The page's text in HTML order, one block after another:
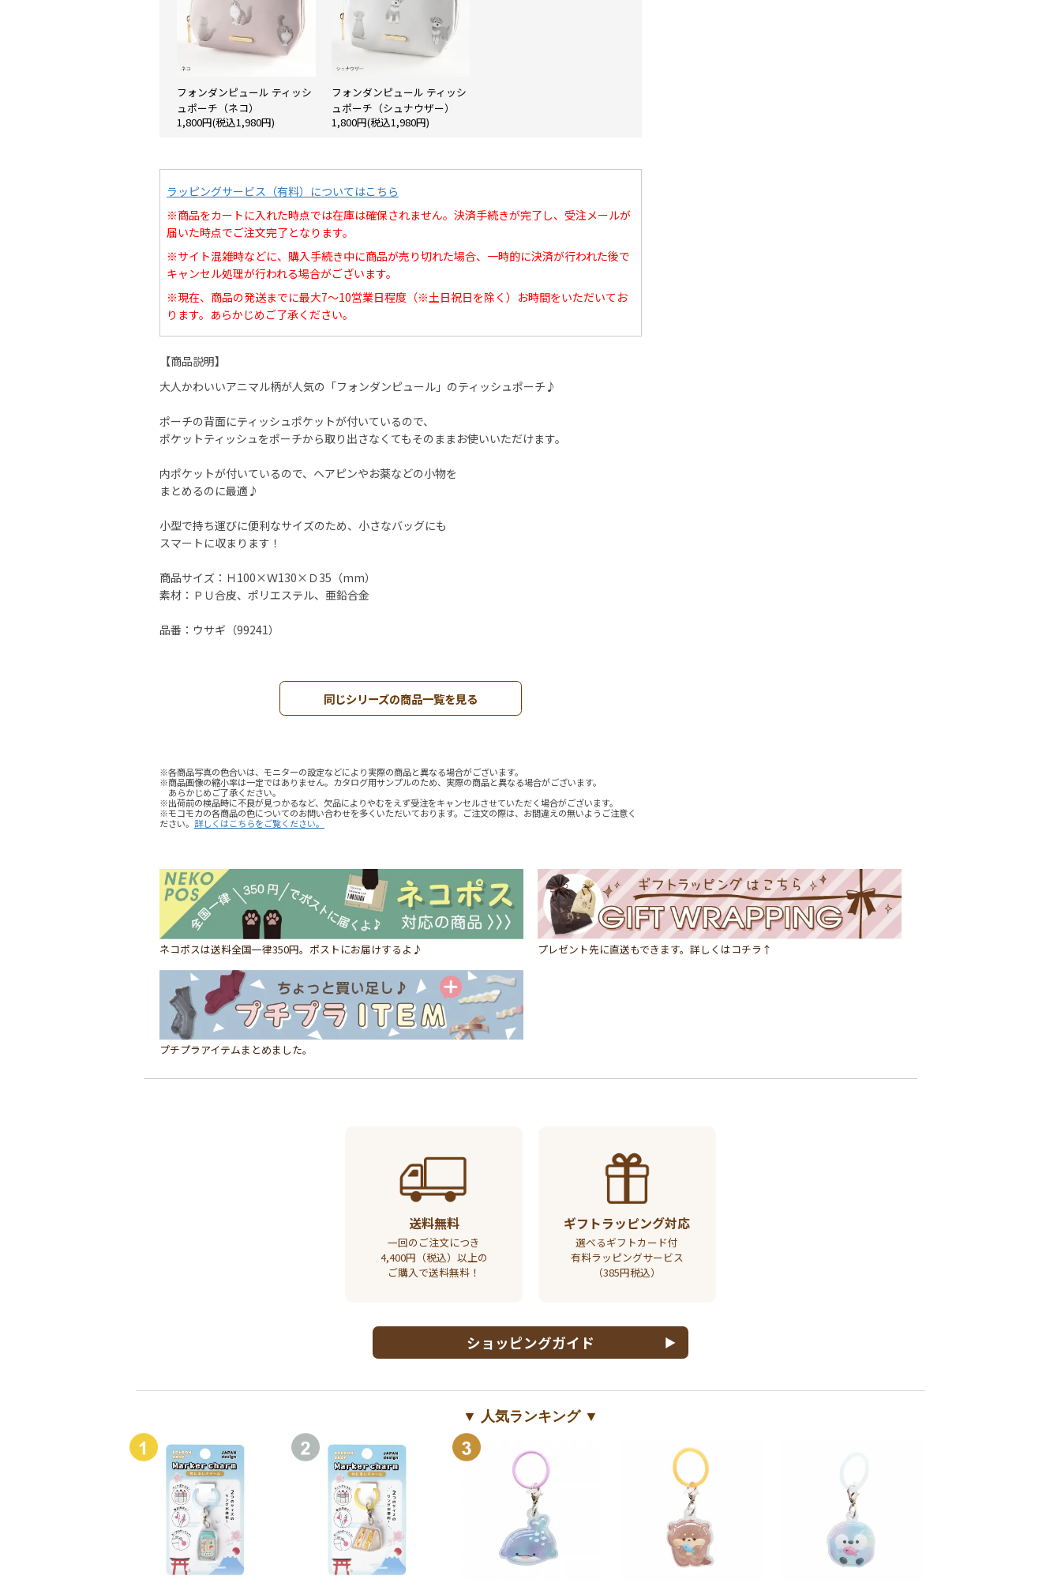
フォンダンピュール ティッシ
ュポーチ（ネコ）
1,800円(税込1,980円)
フォンダンピュール ティッシ
ュポーチ（シュナウザー）
1,800円(税込1,980円)
ラッピングサービス（有料）についてはこちら
※商品をカートに入れた時点では在庫は確保されません。決済手続きが完了し、受注メールが
届いた時点でご注文完了となります。
※サイト混雑時などに、購入手続き中に商品が売り切れた場合、一時的に決済が行われた後で
キャンセル処理が行われる場合がございます。
※現在、商品の発送までに最大7～10営業日程度（※土日祝日を除く）お時間をいただいてお
ります。あらかじめご了承ください。
【商品説明】
大人かわいいアニマル柄が人気の「フォンダンピュール」のティッシュポーチ♪
ポーチの背面にティッシュポケットが付いているので、
ポケットティッシュをポーチから取り出さなくてもそのままお使いいただけます。
内ポケットが付いているので、ヘアピンやお薬などの小物を
まとめるのに最適♪
小型で持ち運びに便利なサイズのため、小さなバッグにも
スマートに収まります！
商品サイズ：Ｈ100×Ｗ130×Ｄ35（mm）
素材：ＰＵ合皮、ポリエステル、亜鉛合金
品番：ウサギ（99241）
同じシリーズの商品一覧を見る
※各商品写真の色合いは、モニターの設定などにより実際の商品と異なる場合がございます。
※商品画像の縮小率は一定ではありません。カタログ用サンプルのため、実際の商品と異なる場合がございます。
あらかじめご了承ください。
※出荷前の検品時に不良が見つかるなど、欠品によりやむをえず受注をキャンセルさせていただく場合がございます。
※モコモカの各商品の色についてのお問い合わせを多くいただいております。ご注文の際は、お間違えの無いようご注意く
ださい。 詳しくはこちらをご覧ください。
ネコポスは送料全国一律350円。ポストにお届けするよ♪ プレゼント先に直送もできます。詳しくはコチラ↑
プチプラアイテムまとめました。
送料無料
一回のご注文につき
4,400円（税込）以上の
ご購入で送料無料！
ギフトラッピング対応
選べるギフトカード付
有料ラッピングサービス
（385円税込）
ショッピングガイド
▼ 人気ランキング ▼